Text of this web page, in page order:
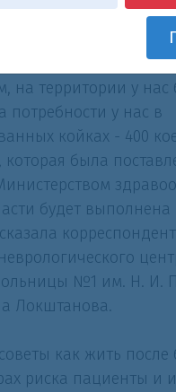
Чапаевске,
Черниговке и
на территории у нас
потребности у нас в
койках - 400
была
будет выполнена
№1 им. Н. И.
Локштанова.
как жить после
риска пациенты и